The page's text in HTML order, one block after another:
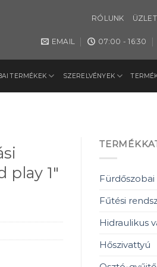
RÓLUNK
EMAIL 07:00 - 16:30
TERMÉKEK SZERELVÉNYEK
1″
Fűtési
Hidraulikus
Hőszivattyú